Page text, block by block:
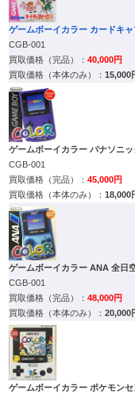
ゲームボーイカラー カードキ
CGB-001
40,000円
15,000
ゲームボーイカラー パナソニ
CGB-001
45,000円
18,000
ゲームボーイカラー ANA 全日
CGB-001
48,000円
20,000
ゲームボーイカラー ポケモン